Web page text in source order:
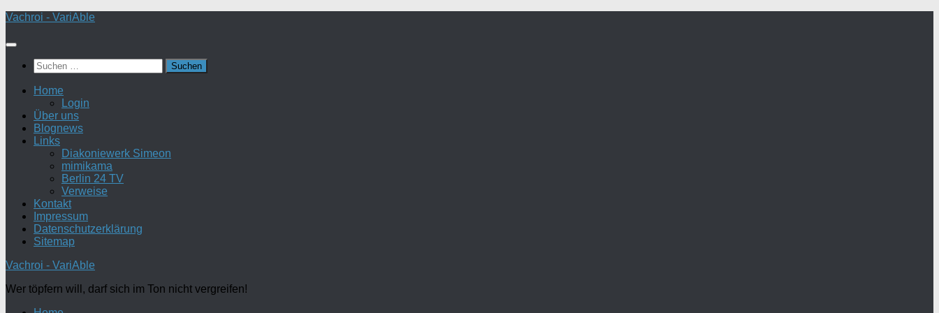
Zum
springen
Vachroi - VariAble
Suchen
nach:
Home
Login
Über uns
Blognews
Links
Diakoniewerk Simeon
mimikama
Berlin 24 TV
Verweise
Kontakt
Impressum
Datenschutzerklärung
Sitemap
Vachroi - VariAble
Wer töpfern will, darf sich im Ton nicht vergreifen!